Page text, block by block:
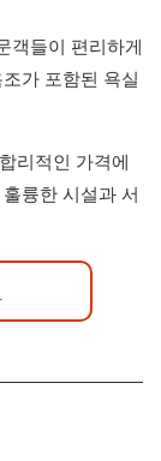
객들이 편리하게
가 포함된 욕실
리적인 가격에
륭한 시설과 서